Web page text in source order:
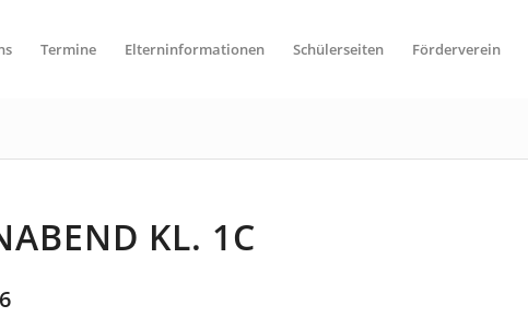
Termine Elterninformationen Schülerseiten Förderverein
KL. 1C